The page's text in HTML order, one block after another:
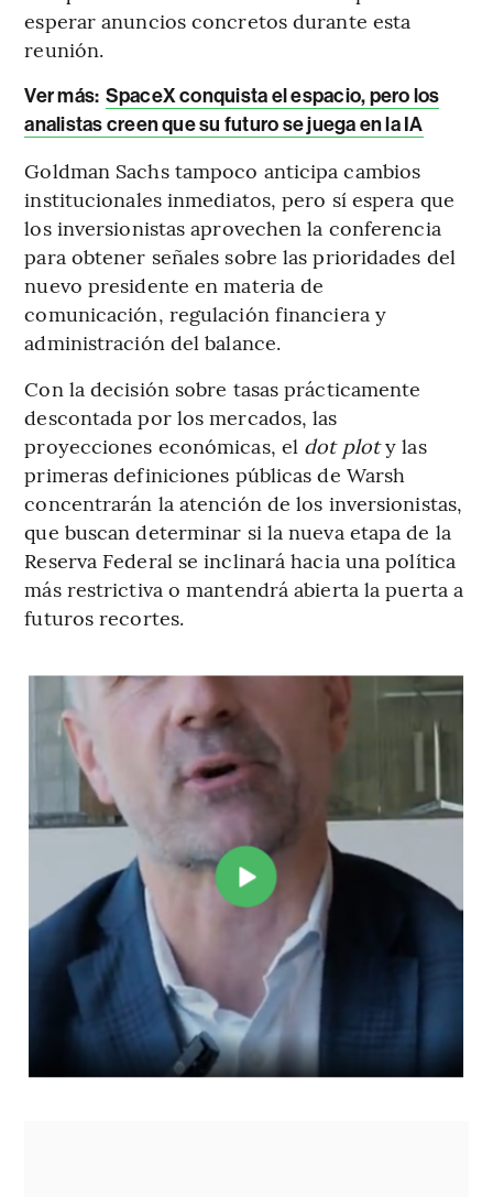
esperar anuncios concretos durante esta
reunión.
Ver más: SpaceX conquista el espacio, pero los
analistas creen que su futuro se juega en la IA
Goldman Sachs tampoco anticipa cambios
institucionales inmediatos, pero sí espera que
los inversionistas aprovechen la conferencia
para obtener señales sobre las prioridades del
nuevo presidente en materia de
comunicación, regulación financiera y
administración del balance.
Con la decisión sobre tasas prácticamente
descontada por los mercados, las
proyecciones económicas, el dot ploty las
primeras definiciones públicas de Warsh
concentrarán la atención de los inversionistas,
que buscan determinar si la nueva etapa de la
Reserva Federal se inclinará hacia una política
más restrictiva o mantendrá abierta la puerta a
futuros recortes.